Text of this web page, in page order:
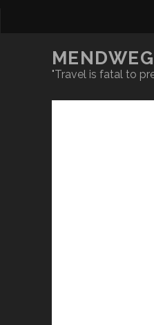
MENDWEG
"Travel is fatal to